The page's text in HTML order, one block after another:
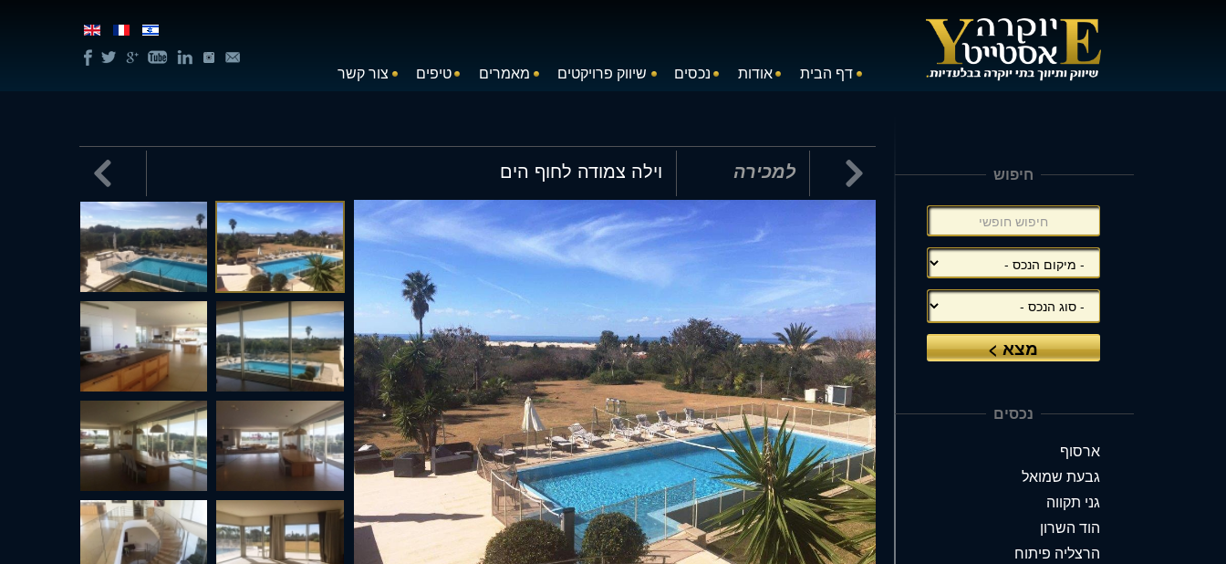
דף הבית אודות נכסים שיווק פרויקטים מאמרים טיפים צור קשר
מרכזי,
באפשרותך
אנטר
 למכירה וילה צמודה לחוף הים 
סינון),
חיפוש
נכסים
ארסוף
גבעת שמואל
גני תקווה
הוד השרון
הרצליה פיתוח